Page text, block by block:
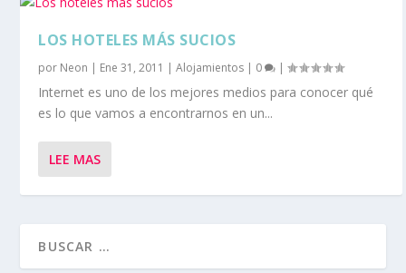
LOS HOTELES MÁS SUCIOS
por Neon | Ene 31, 2011 |Alojamientos | 0 |
Internet es uno de los mejores medios para conocer qué
es lo que vamos a encontrarnos en un...
LEE MAS